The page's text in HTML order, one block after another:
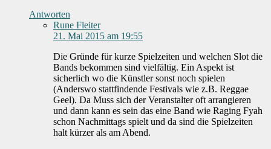
Antworten
Rune Fleiter
21. Mai 2015 am 19:55
Die Gründe für kurze Spielzeiten und welchen Slot die
Bands bekommen sind vielfältig. Ein Aspekt ist
sicherlich wo die Künstler sonst noch spielen
(Anderswo stattfindende Festivals wie z.B. Reggae
Geel). Da Muss sich der Veranstalter oft arrangieren
und dann kann es sein das eine Band wie Raging Fyah
schon Nachmittags spielt und da sind die Spielzeiten
halt kürzer als am Abend.